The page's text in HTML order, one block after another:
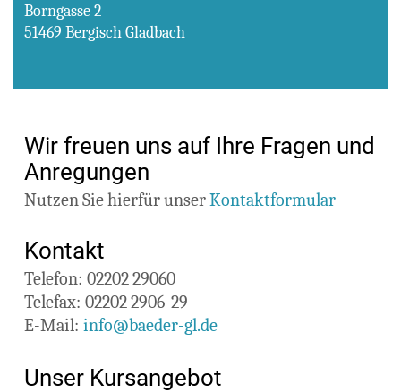
Borngasse 2
51469 Bergisch Gladbach
Wir freuen uns auf Ihre Fragen und
Anregungen
Nutzen Sie hierfür unserKontaktformular
Kontakt
Telefon: 02202 29060
Telefax: 02202 2906-29
E-Mail: info@baeder-gl.de
Unser Kursangebot